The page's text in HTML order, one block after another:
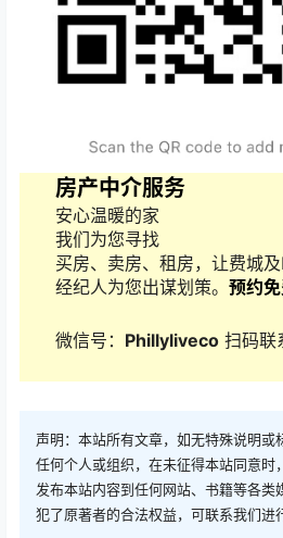
房产中介服务
安心温暖的家
我们为您寻找
买房、卖房、租房，让费城
经纪人为您出谋划策。 预约免
微信号： Phillyliveco扫码联
声明：本站所有文章，如无特殊说明或
任何个人或组织，在未征得本站同意时
发布本站内容到任何网站、书籍等各类
犯了原著者的合法权益，可联系我们进